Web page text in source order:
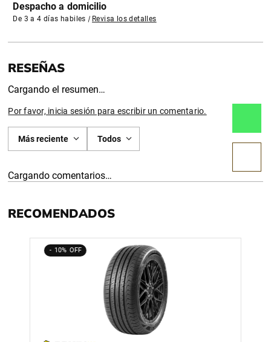
Despacho a domicilio
De 3 a 4 días habiles | Revisa los detalles
Cargando el resumen…
Por favor, inicia sesión para escribir un comentario.
Más reciente Todos
Cargando comentarios…
RECOMENDADOS
10%